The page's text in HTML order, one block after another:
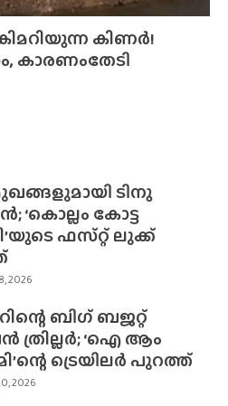
കിണർ!
കാരണംതേടി
ടിനു
‘കൊല്ലം കോട്ട
ഫസ്‌റ്റ് ലുക്ക്
2026
ബിഗ് ബജറ്റ്
ത്രില്ലർ; ‘ഐ ആം
ട്രെയിലർ പുറത്ത്
2026